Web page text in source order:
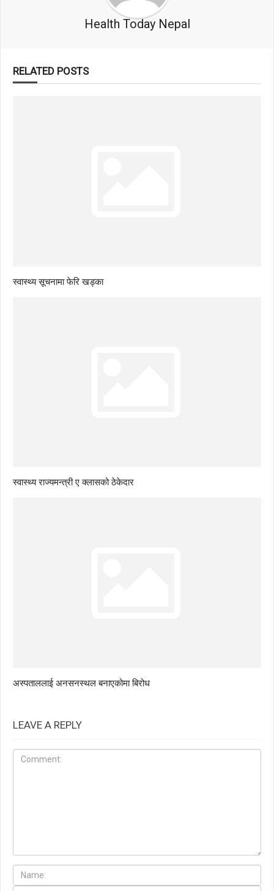
Health Today Nepal
RELATED POSTS
स्वास्थ्य सूचनामा फेरि खड्का
स्वास्थ्य राज्यमन्त्री ए क्लासको ठेकेदार
अस्पताललाई अनसनस्थल बनाएकोमा बिरोध
LEAVE A REPLY